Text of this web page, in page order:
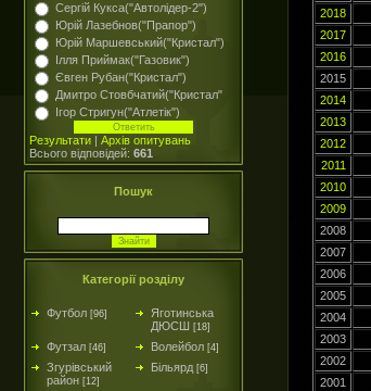
Сергій Кукса("Автолідер-2")
Юрій Лазебнов("Прапор")
Юрій Маршевський("Кристал")
Ілля Приймак("Газовик")
Євген Рубан("Кристал")
Дмитро Стовбчатий("Кристал"
Ігор Стригун("Атлетік")
Результати | Архів опитувань
Всього відповідей: 661
Пошук
Категорії розділу
Футбол [96]
Яготинська
ДЮСШ [18]
Футзал [46] Волейбол [4]
Згурівський
район [12]
Більярд [6]
2018
2017
2016
2015
2014
2013
2012
2011
2010
2009
2008
2007
2006
2005
2004
2003
2002
2001